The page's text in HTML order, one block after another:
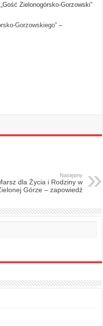
„Gość Zielonogórsko-Gorzowski”
Gorzowskiego” –
Następny
dla Życia i Rodziny w
Górze – zapowiedź